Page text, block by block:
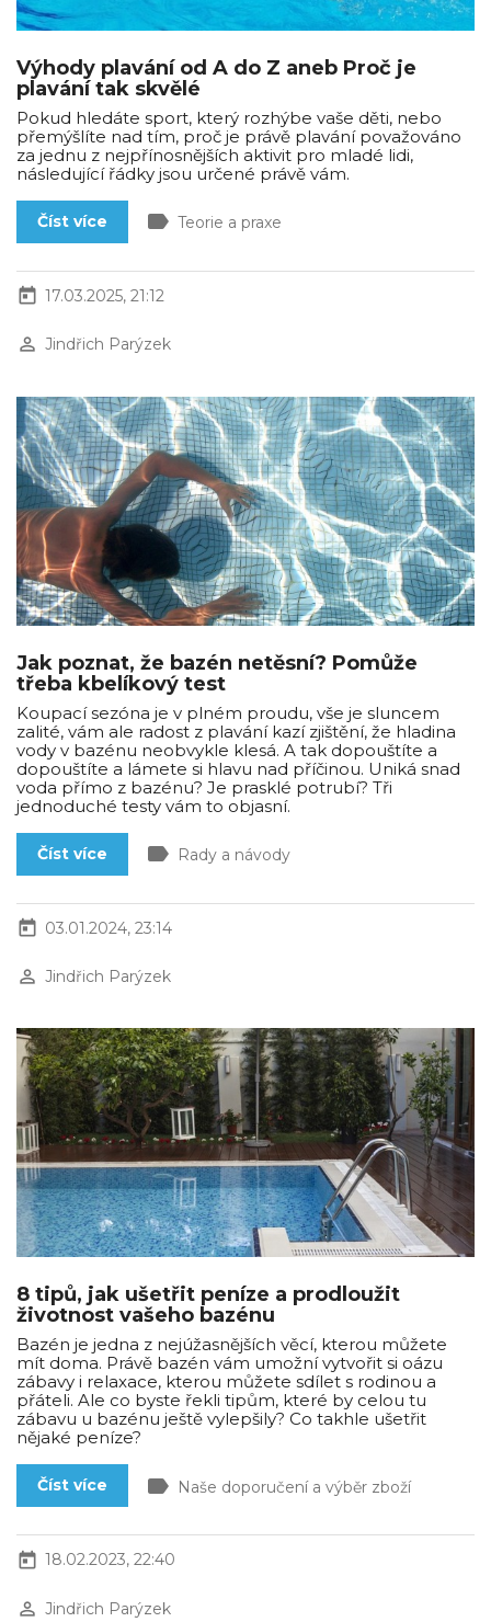
Výhody plavání od A do Z aneb Proč je
plavání tak skvělé
Pokud hledáte sport, který rozhýbe vaše děti, nebo
přemýšlíte nad tím, proč je právě plavání považováno
za jednu z nejpřínosnějších aktivit pro mladé lidi,
následující řádky jsou určené právě vám.
Číst více label Teorie a praxe
today 17.03.2025, 21:12
perm_identity Jindřich Parýzek
Jak poznat, že bazén netěsní? Pomůže
třeba kbelíkový test
Koupací sezóna je v plném proudu, vše je sluncem
zalité, vám ale radost z plavání kazí zjištění, že hladina
vody v bazénu neobvykle klesá. A tak dopouštíte a
dopouštíte a lámete si hlavu nad příčinou. Uniká snad
voda přímo z bazénu? Je prasklé potrubí? Tři
jednoduché testy vám to objasní.
Číst více label Rady a návody
today 03.01.2024, 23:14
perm_identity Jindřich Parýzek
8 tipů, jak ušetřit peníze a prodloužit
životnost vašeho bazénu
Bazén je jedna z nejúžasnějších věcí, kterou můžete
mít doma. Právě bazén vám umožní vytvořit si oázu
zábavy i relaxace, kterou můžete sdílet s rodinou a
přáteli. Ale co byste řekli tipům, které by celou tu
zábavu u bazénu ještě vylepšily? Co takhle ušetřit
nějaké peníze?
Číst více label Naše doporučení a výběr zboží
today 18.02.2023, 22:40
perm_identity Jindřich Parýzek